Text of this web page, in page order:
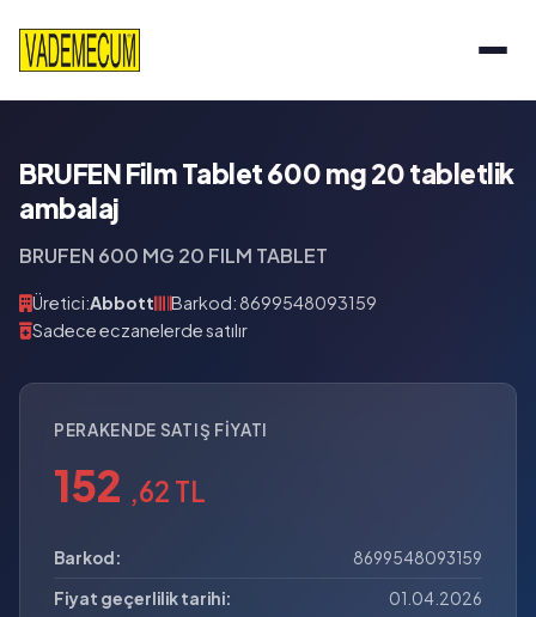
BRUFEN Film Tablet 600 mg 20 tabletlik
ambalaj
BRUFEN 600 MG 20 FILM TABLET
Üretici:Abbott
Barkod: 8699548093159
Sadece eczanelerde satılır
PERAKENDE SATIŞ FIYATI
152 ,62 TL
Barkod:
8699548093159
Fiyat geçerlilik tarihi:
01.04.2026